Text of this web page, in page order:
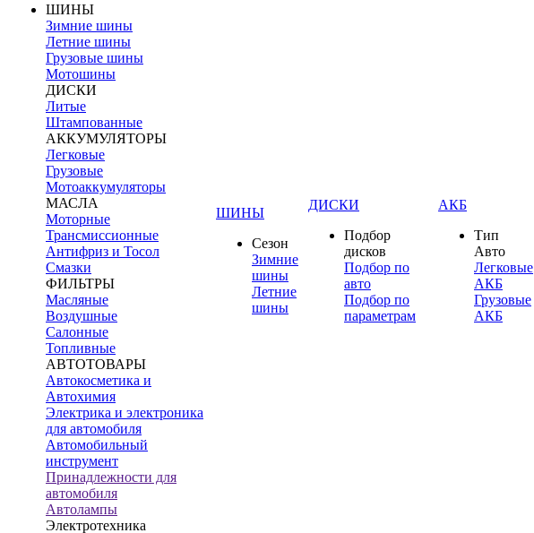
ШИНЫ
Зимние шины
Летние шины
Грузовые шины
Мотошины
ДИСКИ
Литые
Штампованные
АККУМУЛЯТОРЫ
Легковые
Грузовые
Мотоаккумуляторы
МАСЛА
Моторные
Трансмиссионные
Антифриз и Тосол
Смазки
ФИЛЬТРЫ
Масляные
Воздушные
Салонные
Топливные
АВТОТОВАРЫ
Автокосметика и
Автохимия
Электрика и электроника
для автомобиля
Автомобильный
инструмент
Принадлежности для
автомобиля
Автолампы
Электротехника
ШИНЫ
Сезон
Зимние
шины
Летние
шины
ДИСКИ
Подбор
дисков
Подбор по
авто
Подбор по
параметрам
АКБ
Тип
Авто
Легковые
АКБ
Грузовые
АКБ